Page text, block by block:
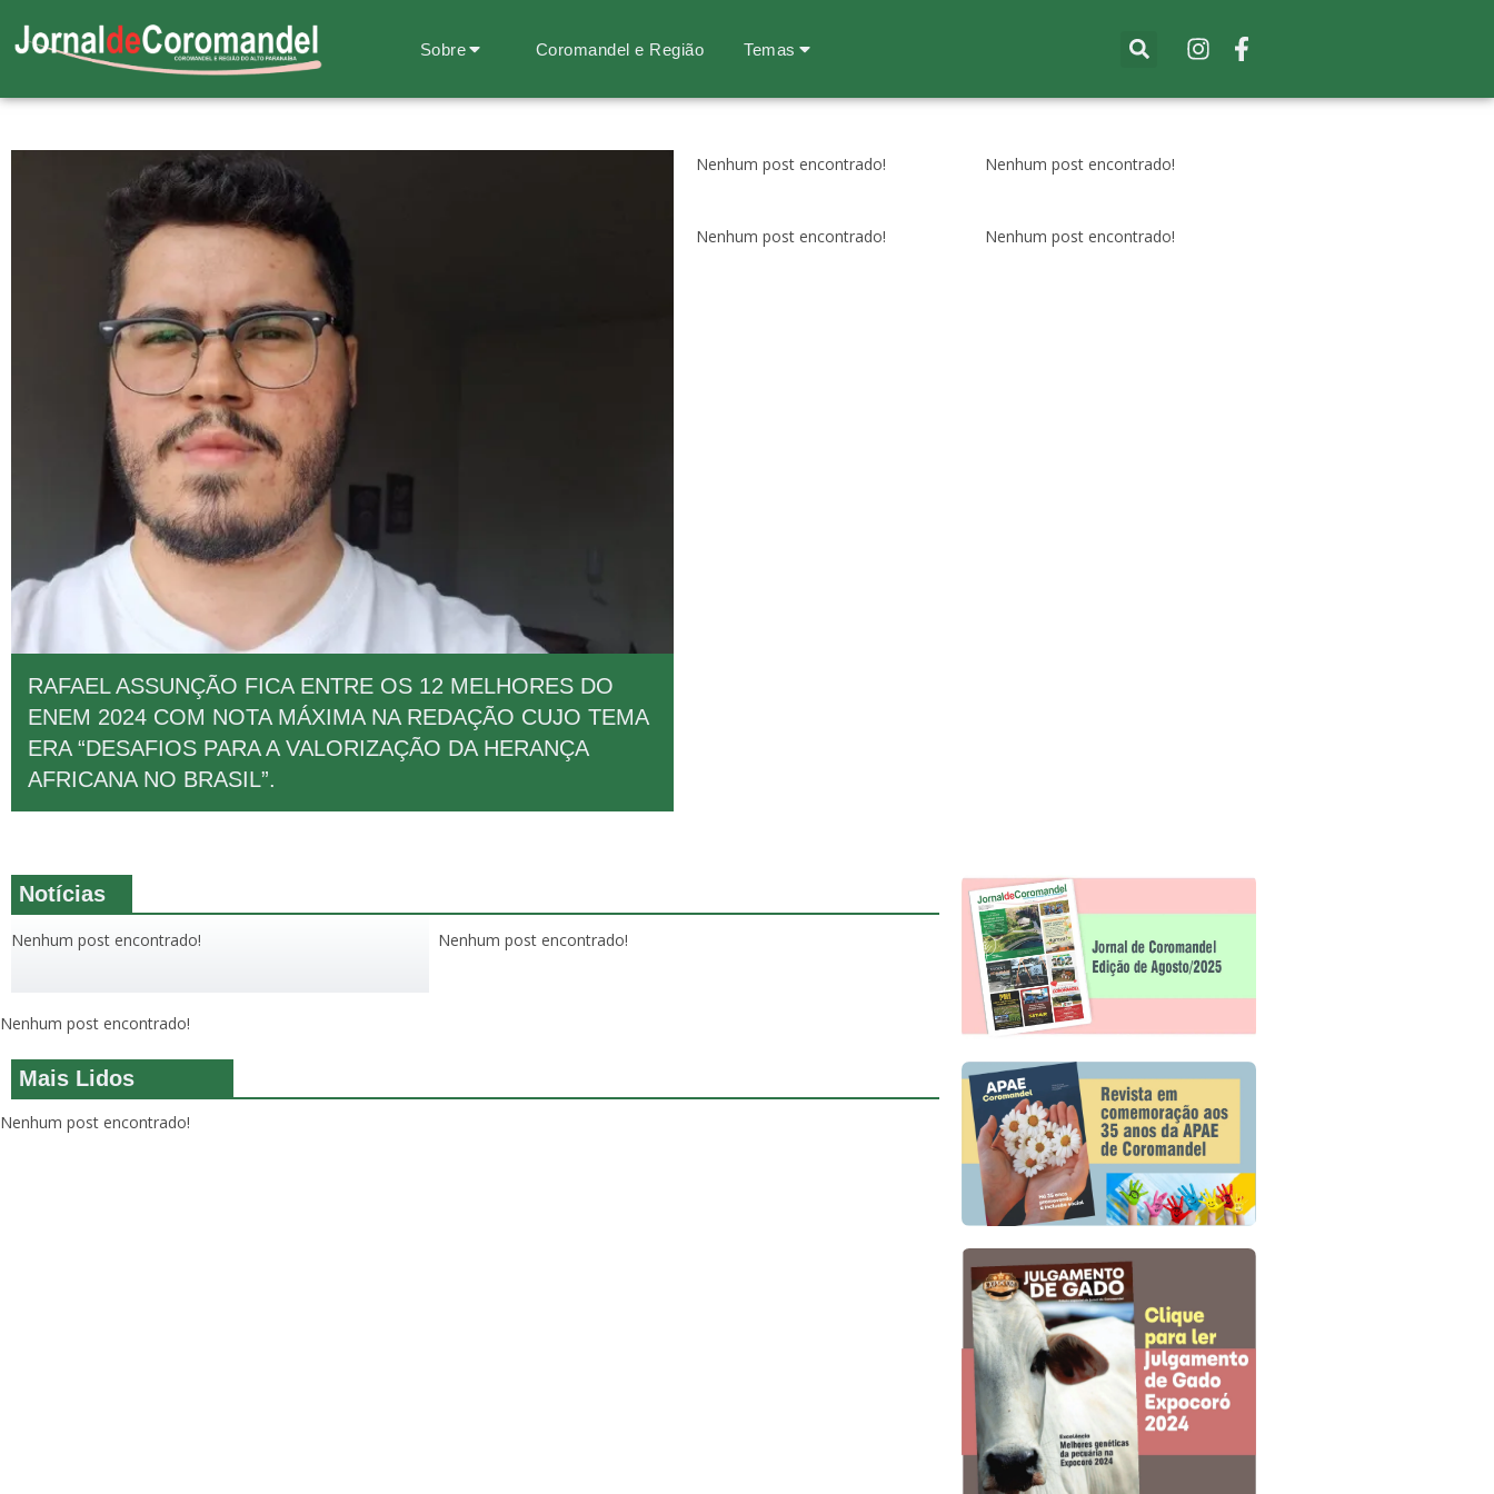
Sobre Coromandel e Região Temas
RAFAEL ASSUNÇÃO FICA ENTRE OS 12 MELHORES DO
ENEM 2024 COM NOTA MÁXIMA NA REDAÇÃO CUJO TEMA
ERA “DESAFIOS PARA A VALORIZAÇÃO DA HERANÇA
AFRICANA NO BRASIL”.
Nenhum post encontrado!
Nenhum post encontrado!
Nenhum post encontrado!
Nenhum post encontrado!
Notícias
Nenhum post encontrado! Nenhum post encontrado!
Nenhum post encontrado!
Mais Lidos
Nenhum post encontrado!